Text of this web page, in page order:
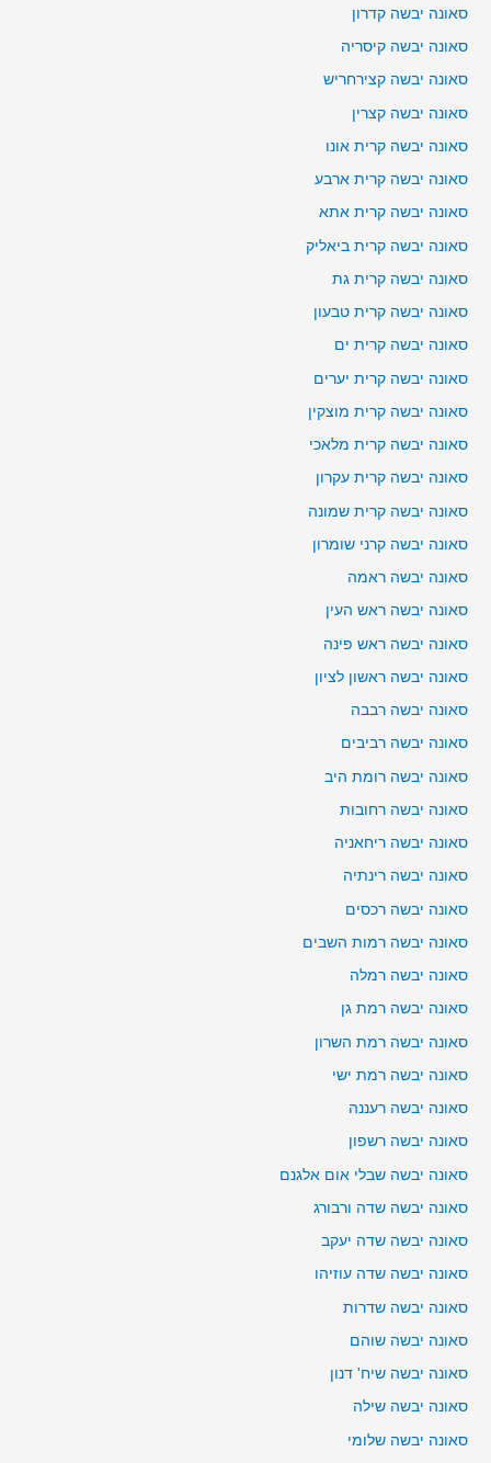
סאונה יבשה קדרון
סאונה יבשה קיסריה
סאונה יבשה קצירחריש
סאונה יבשה קצרין
סאונה יבשה קרית אונו
סאונה יבשה קרית ארבע
סאונה יבשה קרית אתא
סאונה יבשה קרית ביאליק
סאונה יבשה קרית גת
סאונה יבשה קרית טבעון
סאונה יבשה קרית ים
סאונה יבשה קרית יערים
סאונה יבשה קרית מוצקין
סאונה יבשה קרית מלאכי
סאונה יבשה קרית עקרון
סאונה יבשה קרית שמונה
סאונה יבשה קרני שומרון
סאונה יבשה ראמה
סאונה יבשה ראש העין
סאונה יבשה ראש פינה
סאונה יבשה ראשון לציון
סאונה יבשה רבבה
סאונה יבשה רביבים
סאונה יבשה רומת היב
סאונה יבשה רחובות
סאונה יבשה ריחאניה
סאונה יבשה רינתיה
סאונה יבשה רכסים
סאונה יבשה רמות השבים
סאונה יבשה רמלה
סאונה יבשה רמת גן
סאונה יבשה רמת השרון
סאונה יבשה רמת ישי
סאונה יבשה רעננה
סאונה יבשה רשפון
סאונה יבשה שבלי אום אלגנם
סאונה יבשה שדה ורבורג
סאונה יבשה שדה יעקב
סאונה יבשה שדה עוזיהו
סאונה יבשה שדרות
סאונה יבשה שוהם
סאונה יבשה שיח' דנון
סאונה יבשה שילה
סאונה יבשה שלומי